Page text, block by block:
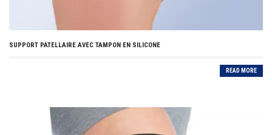
SUPPORT PATELLAIRE AVEC TAMPON EN SILICONE
READ MORE